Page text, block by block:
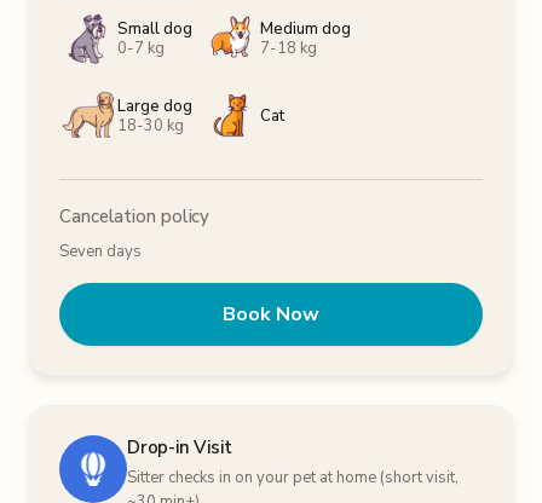
Small dog
0-7 kg
Medium dog
7-18 kg
Large dog
18-30 kg
Cat
Cancelation policy
Seven days
Book Now
Drop-in Visit
Sitter checks in on your pet at home (short visit,